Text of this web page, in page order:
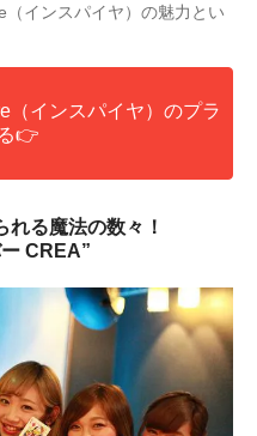
インスパイヤ）の魅力とい
（インスパイヤ）のプラ
👉
れる魔法の数々！
CREA”